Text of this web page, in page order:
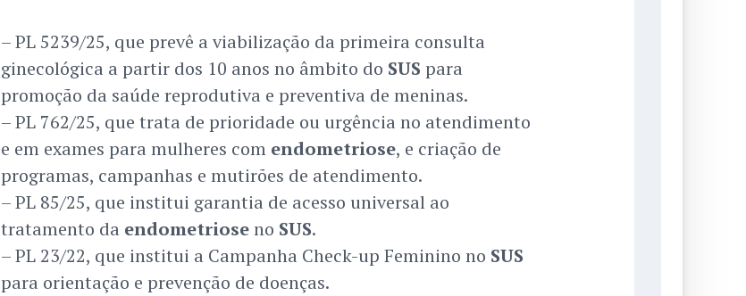
– PL 5239/25, que prevê a viabilização da primeira consulta
ginecológica a partir dos 10 anos no âmbito do SUS para
promoção da saúde reprodutiva e preventiva de meninas.
– PL 762/25, que trata de prioridade ou urgência no atendimento
e em exames para mulheres com endometriose, e criação de
programas, campanhas e mutirões de atendimento.
– PL 85/25, que institui garantia de acesso universal ao
tratamento da endometrioseno SUS.
– PL 23/22, que institui a Campanha Check-up Feminino no SUS
para orientação e prevenção de doenças.